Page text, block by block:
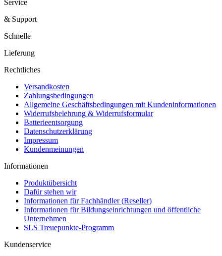
Service
& Support
Schnelle
Lieferung
Rechtliches
Versandkosten
Zahlungsbedingungen
Allgemeine Geschäftsbedingungen mit Kundeninformationen
Widerrufsbelehrung & Widerrufsformular
Batterieentsorgung
Datenschutzerklärung
Impressum
Kundenmeinungen
Informationen
Produktübersicht
Dafür stehen wir
Informationen für Fachhändler (Reseller)
Informationen für Bildungseinrichtungen und öffentliche
Unternehmen
SLS Treuepunkte-Programm
Kundenservice